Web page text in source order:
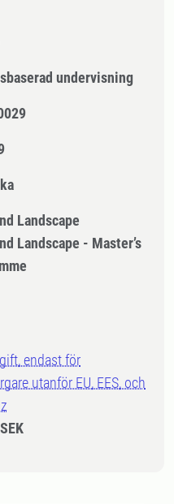
undervisning
Landscape
Landscape - Master’s
endast för
utanför EU, EES, och